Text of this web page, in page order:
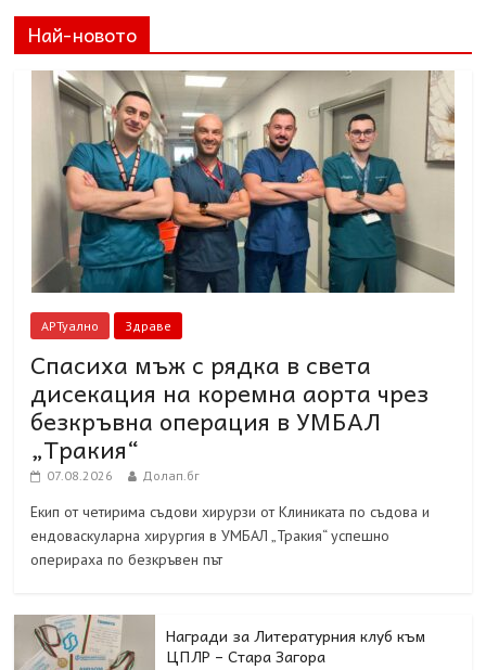
Най-новото
АРТуално Здраве
Спасиха мъж с рядка в света
дисекация на коремна аорта чрез
безкръвна операция в УМБАЛ
„Тракия“
07.08.2026 Долап.бг
Екип от четирима съдови хирурзи от Клиниката по съдова и
ендоваскуларна хирургия в УМБАЛ „Тракия“ успешно
оперираха по безкръвен път
Награди за Литературния клуб към
ЦПЛР – Стара Загора